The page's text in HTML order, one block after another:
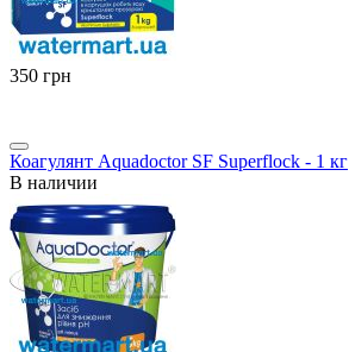
‍350‍ грн
Коагулянт Aquadoctor SF Superflock - 1 кг
В наличии